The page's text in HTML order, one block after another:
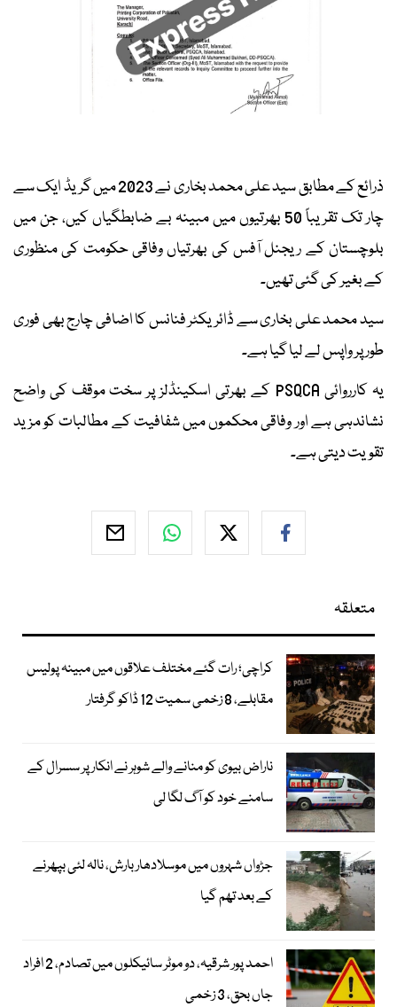
ذرائع کے مطابق سید علی محمد بخاری نے 2023 میں گریڈ ایک سے
چار تک تقریباً 50 بھرتیوں میں مبینہ بے ضابطگیاں کیں، جن میں
بلوچستان کے ریجنل آفس کی بھرتیاں وفاقی حکومت کی منظوری
کے بغیر کی گئی تھیں۔
سید محمد علی بخاری سے ڈائریکٹر فنانس کا اضافی چارج بھی فوری
طور پر واپس لے لیا گیا ہے۔
یہ کارروائی PSQCA کے بھرتی اسکینڈلز پر سخت موقف کی واضح
نشاندہی ہے اور وفاقی محکموں میں شفافیت کے مطالبات کو مزید
تقویت دیتی ہے۔
متعلقہ
کراچی؛ رات گئے مختلف علاقوں میں مبینہ پولیس
مقابلے، 8 زخمی سمیت 12 ڈاکو گرفتار
ناراض بیوی کو منانے والے شوہر نے انکار پر سسرال کے
سامنے خود کو آگ لگا لی
جڑواں شہروں میں موسلادھار بارش، نالہ لئی بپھرنے
کے بعد تھم گیا
احمد پور شرقیہ، دو موٹر سائیکلوں میں تصادم، 2 افراد
جاں بحق، 3 زخمی